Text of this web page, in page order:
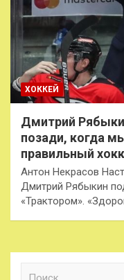
ХОККЕЙ
Дмитрий
позади, когда
правильный
Антон Некрасов
Дмитрий Рябыкин
«Трактором».